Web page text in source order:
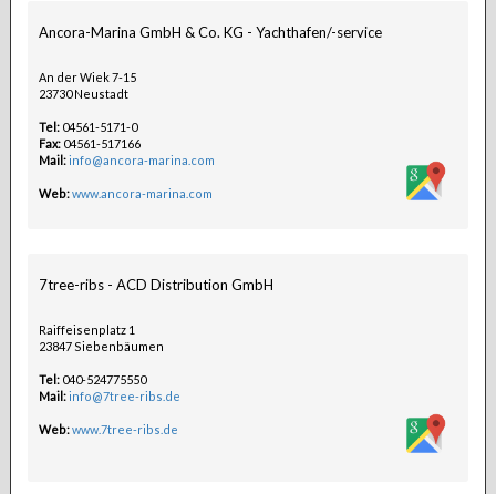
Ancora-Marina GmbH & Co. KG - Yachthafen/-service
An der Wiek 7-15
23730 Neustadt
Tel:04561-5171-0
Fax:04561-517166
Mail:info@ancora-marina.com
Web:www.ancora-marina.com
7tree-ribs - ACD Distribution GmbH
Raiffeisenplatz 1
23847 Siebenbäumen
Tel:040-524775550
Mail:info@7tree-ribs.de
Web:www.7tree-ribs.de